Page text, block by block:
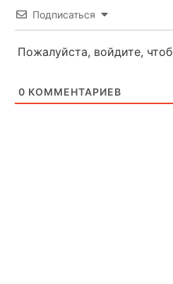
Подписаться
Пожалуйста, войдите,
0 КОММЕНТАРИЕВ